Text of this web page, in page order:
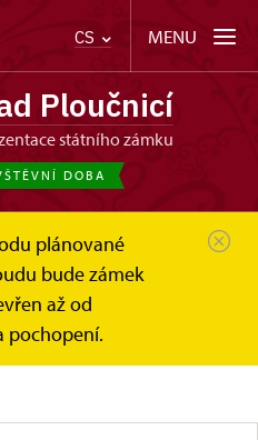
CS MENU
Ploučnicí
státního zámku
DOBA
plánované
bude zámek
až od
pochopení.